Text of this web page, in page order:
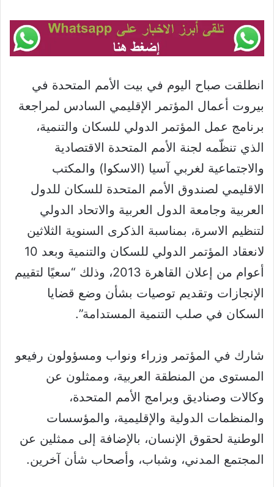
انطلقت صباح اليوم في بيت الأمم المتحدة في
بيروت أعمال المؤتمر الإقليمي السادس لمراجعة
برنامج عمل المؤتمر الدولي للسكان والتنمية،
الذي تنظّمه لجنة الأمم المتحدة الاقتصادية
والاجتماعية لغربي آسيا (الاسكوا) والمكتب
الاقليمي لصندوق الأمم المتحدة للسكان للدول
العربية وجامعة الدول العربية والاتحاد الدولي
لتنظيم الاسرة، بمناسبة الذكرى السنوية الثلاثين
لانعقاد المؤتمر الدولي للسكان والتنمية وبعد 10
أعوام من إعلان القاهرة 2013، وذلك “سعيًا لتقييم
الإنجازات وتقديم توصيات بشأن وضع قضايا
السكان في صلب التنمية المستدامة”.
شارك في المؤتمر وزراء ونواب ومسؤولون رفيعو
المستوى من المنطقة العربية، وممثلون عن
وكالات وصناديق وبرامج الأمم المتحدة،
والمنظمات الدولية والإقليمية، والمؤسسات
الوطنية لحقوق الإنسان، بالإضافة إلى ممثلين عن
المجتمع المدني، وشباب، وأصحاب شأن آخرين.